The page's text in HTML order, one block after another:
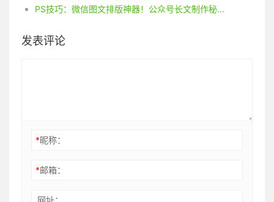
PS技巧：微信图文排版神器！公众号长文制作秘诀揭密！
发表评论
*昵称：
*邮箱：